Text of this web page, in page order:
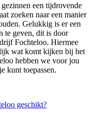
een tijdrovende
zoeken naar een manier
Gelukkig is er een
te geven, dit is door
Fochteloo. Hiermee
wat komt kijken bij het
hebben we voor jou
kunt toepassen.
geschikt?